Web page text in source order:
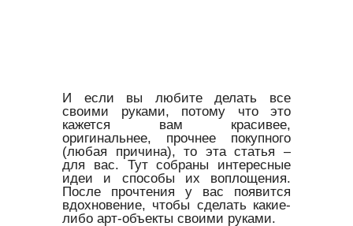
И если вы любите делать все
своими руками, потому что это
кажется вам красивее,
оригинальнее, прочнее покупного
(любая причина), то эта статья –
для вас. Тут собраны интересные
идеи и способы их воплощения.
После прочтения у вас появится
вдохновение, чтобы сделать какие-
либо арт-объекты своими руками.